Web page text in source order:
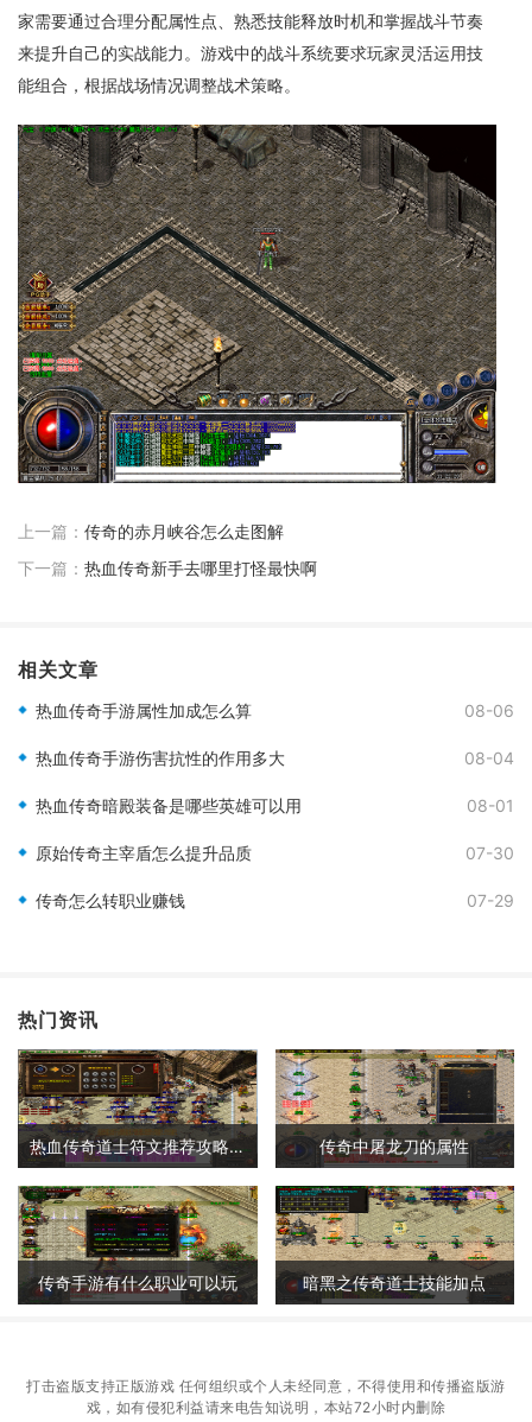
家需要通过合理分配属性点、熟悉技能释放时机和掌握战斗节奏
来提升自己的实战能力。游戏中的战斗系统要求玩家灵活运用技
能组合，根据战场情况调整战术策略。
上一篇： 传奇的赤月峡谷怎么走图解
下一篇： 热血传奇新手去哪里打怪最快啊
相关文章
热血传奇手游属性加成怎么算 08-06
热血传奇手游伤害抗性的作用多大 08-04
热血传奇暗殿装备是哪些英雄可以用 08-01
原始传奇主宰盾怎么提升品质 07-30
传奇怎么转职业赚钱 07-29
热门资讯
热血传奇道士符文推荐攻略大全 传奇中屠龙刀的属性
传奇手游有什么职业可以玩 暗黑之传奇道士技能加点
打击盗版支持正版游戏 任何组织或个人未经同意，不得使用和传播盗版游
戏，如有侵犯利益请来电告知说明，本站72小时内删除